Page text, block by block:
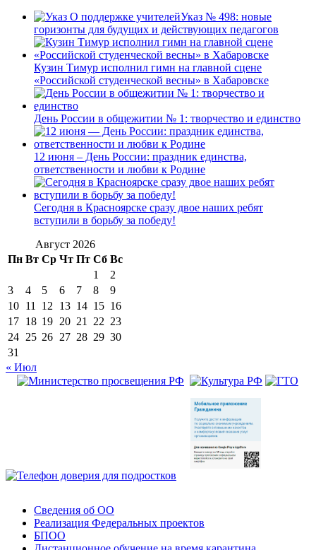
Указ № 498: новые
горизонты для будущих и действующих педагогов
Кузин Тимур исполнил гимн на главной сцене
«Российской студенческой весны» в Хабаровске
День России в общежитии № 1: творчество и единство
12 июня – День России: праздник единства,
ответственности и любви к Родине
Сегодня в Красноярске сразу двое наших ребят
вступили в борьбу за победу!
Август 2026
Пн Вт Ср Чт Пт Сб Вс
1
2
3
4 5 6 7 8
9
10 11 12 13 14 15 16
17 18 19 20 21 22 23
24 25 26 27 28 29 30
31
« Июл
Сведения об ОО
Реализация Федеральных проектов
БПОО